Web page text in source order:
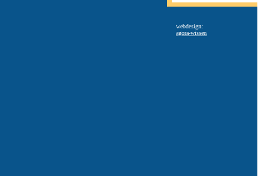
webdesign:
agora-wissen